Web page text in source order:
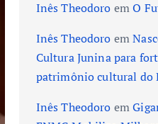
Inês Theodoro emO
Inês Theodoro em
Cultura Junina para
patrimônio cultural do
Inês Theodoro em